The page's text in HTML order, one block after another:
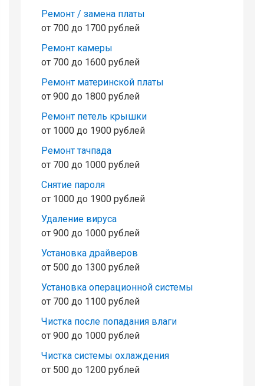
Ремонт / замена платы
от 700 до 1700 рублей
Ремонт камеры
от 700 до 1600 рублей
Ремонт материнской платы
от 900 до 1800 рублей
Ремонт петель крышки
от 1000 до 1900 рублей
Ремонт тачпада
от 700 до 1000 рублей
Снятие пароля
от 1000 до 1900 рублей
Удаление вируса
от 900 до 1000 рублей
Установка драйверов
от 500 до 1300 рублей
Установка операционной системы
от 700 до 1100 рублей
Чистка после попадания влаги
от 900 до 1000 рублей
Чистка системы охлаждения
от 500 до 1200 рублей